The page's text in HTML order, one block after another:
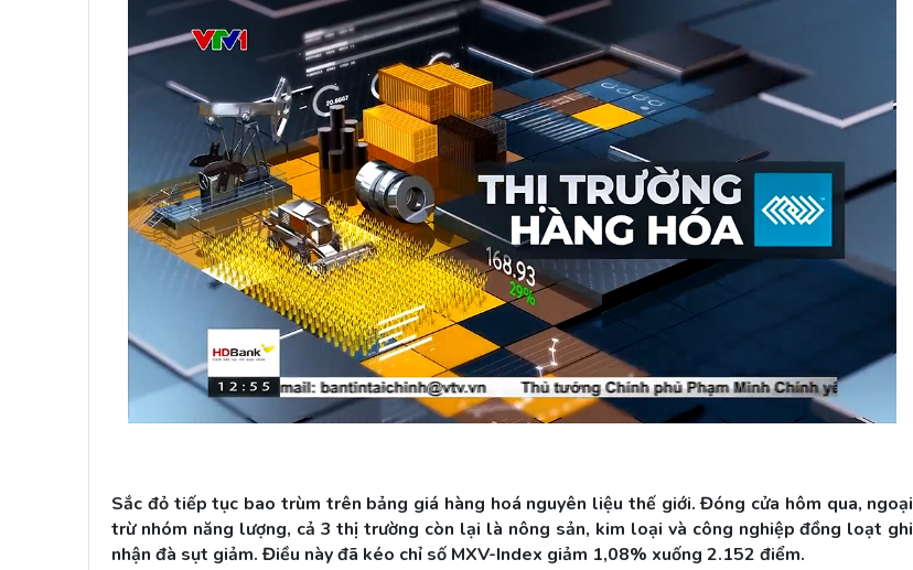
Sắc đỏ tiếp tục bao trùm trên bảng giá hàng hoá nguyên liệu thế giới. Đóng cửa hôm qua, ngoại
trừ nhóm năng lượng, cả 3 thị trường còn lại là nông sản, kim loại và công nghiệp đồng loạt ghi
nhận đà sụt giảm. Điều này đã kéo chỉ số MXV-Index giảm 1,08% xuống 2.152 điểm.